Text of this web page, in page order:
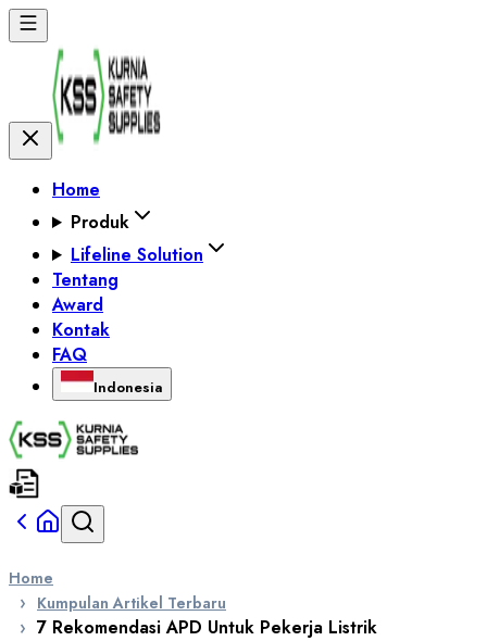
Home
Produk
Lifeline Solution
Tentang
Award
Kontak
FAQ
Indonesia
Home
Kumpulan Artikel Terbaru
7 Rekomendasi APD Untuk Pekerja Listrik